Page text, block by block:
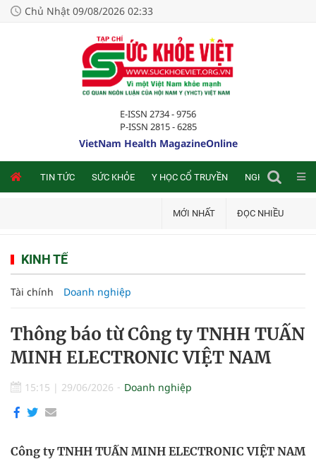
Chủ Nhật 09/08/2026 02:33
E-ISSN 2734 - 9756
P-ISSN 2815 - 6285
VietNam Health MagazineOnline
TIN TỨC SỨC KHỎE Y HỌC CỔ TRUYỀN NGHIÊN CỨU
MỚI NHẤT ĐỌC NHIỀU
KINH TẾ
Tài chính Doanh nghiệp
Thông báo từ Công ty TNHH TUẤN
MINH ELECTRONIC VIỆT NAM
15:15 | 29/06/2026 Doanh nghiệp
Công ty TNHH TUẤN MINH ELECTRONIC VIỆT NAM